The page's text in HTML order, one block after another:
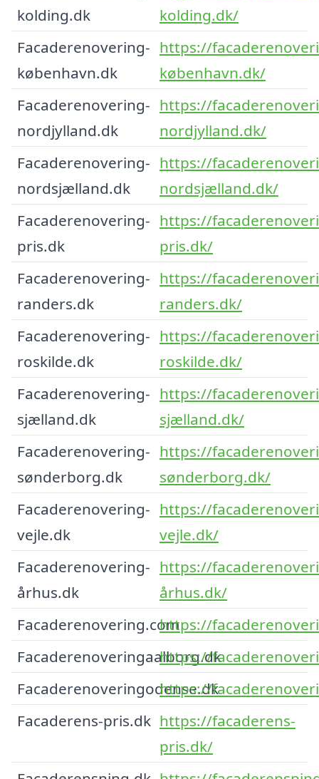
kolding.dk
kolding.dk/
Facaderenovering-
københavn.dk
https://
københavn.dk/
Facaderenovering-
nordjylland.dk
https://
nordjylland.dk/
Facaderenovering-
nordsjælland.dk
https://
nordsjælland.dk/
Facaderenovering-
pris.dk
https://
pris.dk/
Facaderenovering-
randers.dk
https://
randers.dk/
Facaderenovering-
roskilde.dk
https://
roskilde.dk/
Facaderenovering-
sjælland.dk
https://
sjælland.dk/
Facaderenovering-
sønderborg.dk
https://
sønderborg.dk/
Facaderenovering-
vejle.dk
https://
vejle.dk/
Facaderenovering-
århus.dk
https://
århus.dk/
Facaderenovering.comhttps://
Facaderenoveringaalborg.dk
https://
Facaderenoveringodense.dk
https://
Facaderens-pris.dk https://facaderens-
pris.dk/